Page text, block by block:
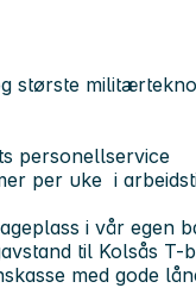
største
personellservice
per uke i
i vår egen
til Kolsås T-
med gode